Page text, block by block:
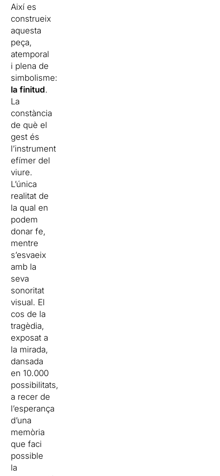
Així es
construeix
aquesta
peça,
atemporal
i plena de
simbolisme:
la finitud.
La
constància
de què el
gest és
l’instrument
efímer del
viure.
L’única
realitat de
la qual en
podem
donar fe,
mentre
s’esvaeix
amb la
seva
sonoritat
visual. El
cos de la
tragèdia,
exposat a
la mirada,
dansada
en 10.000
possibilitats,
a recer de
l’esperança
d’una
memòria
que faci
possible
la